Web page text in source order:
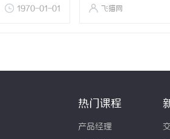
1970-01-01 飞猫网
热门课程
产品经理